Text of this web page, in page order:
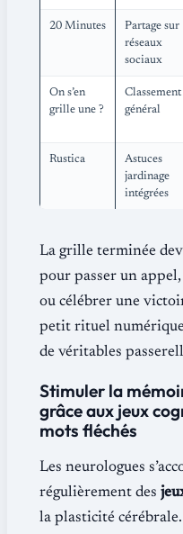
20 Minutes
Partage sur
réseaux
sociaux
On s’en
grille une ?
Classement
général
Rustica
Astuces
jardinage
intégrées
La grille terminée
pour passer un
ou célébrer une
petit rituel
de véritables
Stimuler la
grâce aux jeux
mots fléchés
Les neurologues
régulièrement des
la plasticité cérébrale.